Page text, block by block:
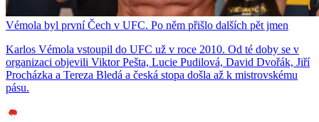
Vémola byl první Čech v UFC. Po něm přišlo dalších pět jmen
Karlos Vémola vstoupil do UFC už v roce 2010. Od té doby se v
organizaci objevili Viktor Pešta, Lucie Pudilová, David Dvořák, Jiří
Procházka a Tereza Bledá a česká stopa došla až k mistrovskému
pásu.